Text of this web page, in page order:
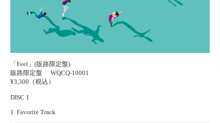
「Feel」(販路限定盤)
販路限定盤
WQCQ-10001
¥3,300（税込）
DISC 1
1. Favorite Track